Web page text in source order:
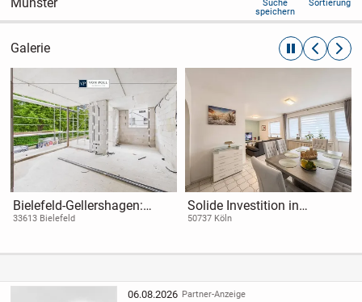
Suche
speichern
Sortierung
Galerie automatische
Bielefeld-Gellershagen:
NEUBAU
OG| 4 Zimmer | ca. 110 m² |
33613 Bielefeld
Solide Investition in
gefragter Lage: Sichern Sie
Köln
50737 Köln
06.08.2026 Partner-Anzeige